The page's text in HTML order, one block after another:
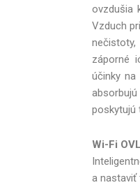
ovzdušia
Vzduch
záporné
účinky na
poskytujú
Wi-Fi
a nastaviť